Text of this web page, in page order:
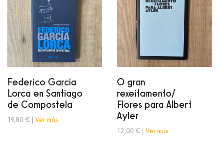
Federico García
Lorca en Santiago
de Compostela
19,80 € | Ver más
O gran
rexeitamento/
Flores para Albert
Ayler
12,00 € | Ver más